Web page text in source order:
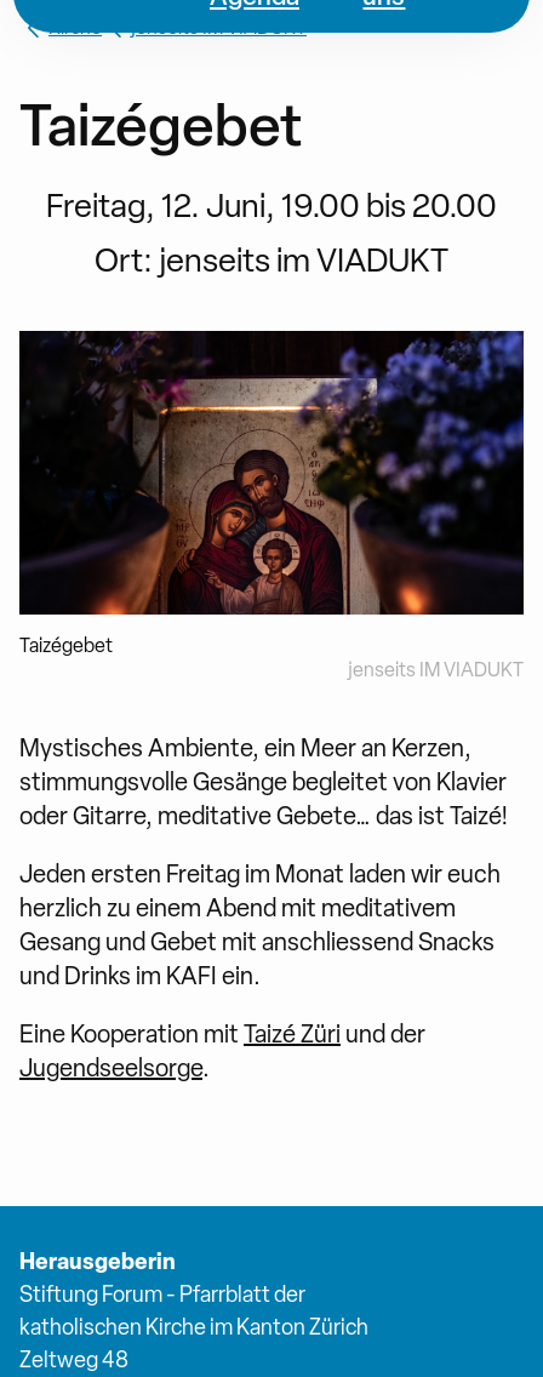
Kirche jenseits IM VIADUKT
Taizégebet
Freitag, 12. Juni, 19.00 bis 20.00
Ort: jenseits im VIADUKT
Taizégebet
jenseits IM VIADUKT
Mystisches Ambiente, ein Meer an Kerzen,
stimmungsvolle Gesänge begleitet von Klavier
oder Gitarre, meditative Gebete… das ist Taizé!
Jeden ersten Freitag im Monat laden wir euch
herzlich zu einem Abend mit meditativem
Gesang und Gebet mit anschliessend Snacks
und Drinks im KAFI ein.
Eine Kooperation mitTaizé Züri und der
Jugendseelsorge.
Herausgeberin
Stiftung Forum - Pfarrblatt der
katholischen Kirche im Kanton Zürich
Zeltweg 48